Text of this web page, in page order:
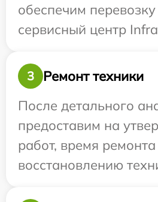
обеспечим
сервисный центр
3
Ремонт техники
После детального
предоставим на
работ, время
восстановлению